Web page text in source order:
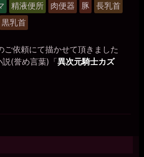
精液便所 肉便器 豚
長乳首
黒乳首
ご依頼にて描かせて頂きました
(誉め言葉)「異次元騎士カズ